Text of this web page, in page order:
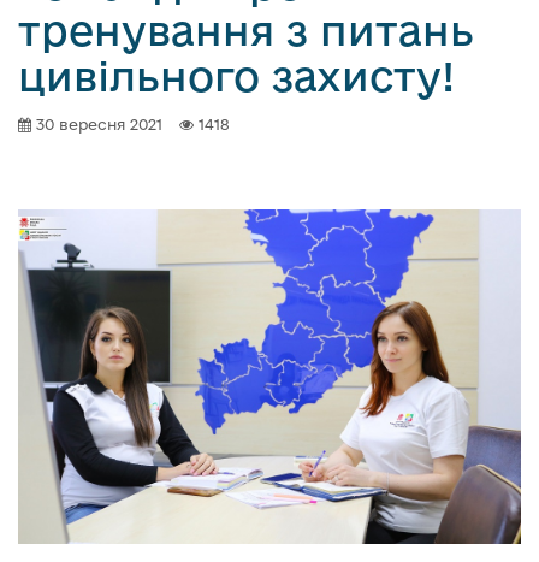
тренування з питань
цивільного захисту!
30 вересня 2021 1418